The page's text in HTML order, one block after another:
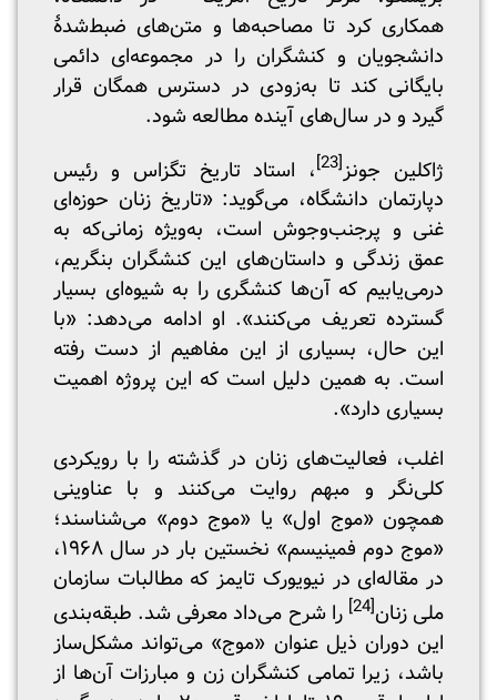
همکاری کرد تا مصاحبه‌ها و متن‌های ضبط‌شدۀ
دانشجویان و کنشگران را در مجموعه‌ای دائمی
بایگانی کند تا به‌زودی در دسترس همگان قرار
گیرد و در سال‌های آینده مطالعه شود.
ژاکلین جونز[23]
، استاد تاریخ تگزاس و رئیس
دپارتمان دانشگاه، می‌گوید: «تاریخ زنان حوزه‌ای
غنی و پرجنب‌وجوش است، به‌ویژه زمانی‌که به
عمق زندگی و داستان‌های این کنشگران بنگریم،
درمی‌یابیم که آن‌ها کنشگری را به شیوه‌ای بسیار
گسترده تعریف می‌کنند». او ادامه می‌دهد: «با
این حال، بسیاری از این مفاهیم از دست رفته
است. به همین دلیل است که این پروژه اهمیت
بسیاری دارد».
اغلب، فعالیت‌های زنان در گذشته را با رویکردی
کلی‌نگر و مبهم روایت می‌کنند و با عناوینی
همچون «موج اول» یا «موج دوم» می‌شناسند؛
«موج دوم فمینیسم» نخستین بار در سال ۱۹۶۸،
در مقاله‌ای در نیویورک تایمز که مطالبات سازمان
ملی زنان[24]
را شرح می‌داد معرفی شد. طبقه‌بندی
این دوران ذیل عنوان «موج» می‌تواند مشکل‌ساز
باشد، زیرا تمامی کنشگران زن و مبارزات آن‌ها از